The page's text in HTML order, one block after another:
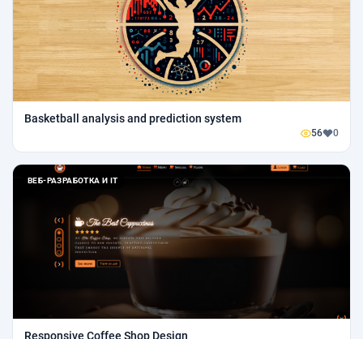
Basketball analysis and prediction system
56 0
ВЕБ-РАЗРАБОТКА И IT
Responsive Coffee Shop Design